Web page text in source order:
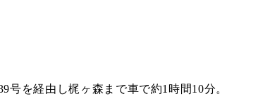
号を経由し梶ヶ森まで車で約1時間10分。